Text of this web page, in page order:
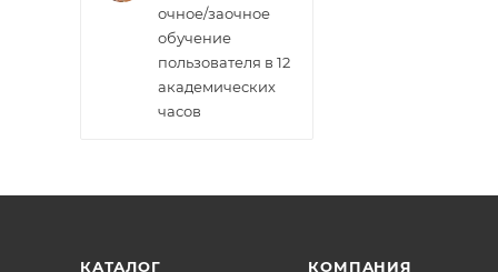
очное/заочное
обучение
пользователя в 12
академических
часов
КАТАЛОГ КОМПАНИЯ